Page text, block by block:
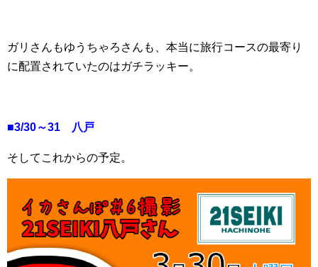
ガリさんもゆうちゃろさんも、本当に旅行コースの最寄り
に配置されていたのはガチラッキー。
■3/30～31 八戸
そしてこれからの予定。